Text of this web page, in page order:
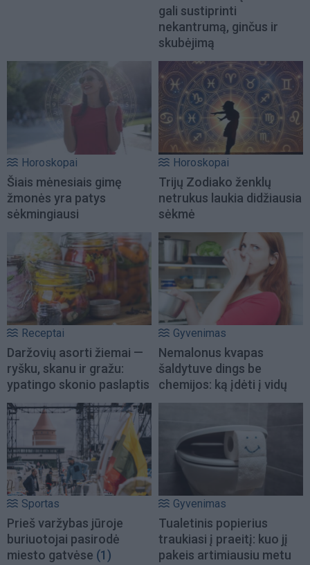
gali sustiprinti
nekantrumą, ginčus ir
skubėjimą
Horoskopai
Šiais mėnesiais gimę
žmonės yra patys
sėkmingiausi
Horoskopai
Trijų Zodiako ženklų
netrukus laukia didžiausia
sėkmė
Receptai
Daržovių asorti žiemai —
ryšku, skanu ir gražu:
ypatingo skonio paslaptis
Gyvenimas
Nemalonus kvapas
šaldytuve dings be
chemijos: ką įdėti į vidų
Sportas
Prieš varžybas jūroje
buriuotojai pasirodė
miesto gatvėse (1)
Gyvenimas
Tualetinis popierius
traukiasi į praeitį: kuo jį
pakeis artimiausiu metu